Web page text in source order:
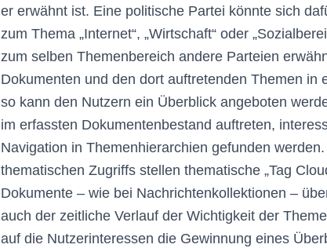
er erwähnt ist. Eine politische Partei könnte sich
zum Thema „Internet“, „Wirtschaft“ oder
zum selben Themenbereich andere Parteien
Dokumenten und den dort auftretenden Themen in
so kann den Nutzern ein Überblick angeboten
im erfassten Dokumentenbestand auftreten,
Navigation in Themenhierarchien gefunden
thematischen Zugriffs stellen thematische „Tag
Dokumente – wie bei Nachrichtenkollektionen –
auch der zeitliche Verlauf der Wichtigkeit der
auf die Nutzerinteressen die Gewinnung eines